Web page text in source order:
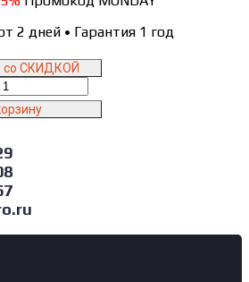
2 дней • Гарантия 1 год
со СКИДКОЙ